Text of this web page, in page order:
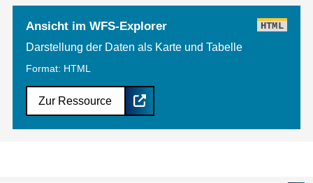
Ansicht im WFS-Explorer HTML
Darstellung der Daten als Karte und Tabelle
Format: HTML
Zur Ressource